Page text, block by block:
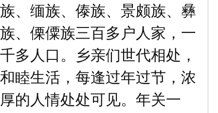
族、缅族、傣族、景颇族、彝
族、傈僳族三百多户人家，一
千多人口。乡亲们世代相处，
和睦生活，每逢过年过节，浓
厚的人情处处可见。年关一